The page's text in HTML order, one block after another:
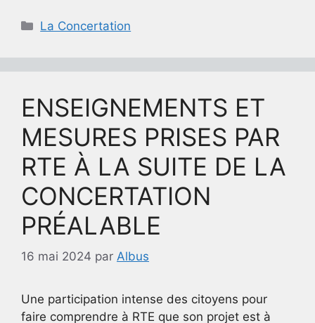
Catégories
La Concertation
ENSEIGNEMENTS ET
MESURES PRISES PAR
RTE À LA SUITE DE LA
CONCERTATION
PRÉALABLE
16 mai 2024 par Albus
Une participation intense des citoyens pour
faire comprendre à RTE que son projet est à